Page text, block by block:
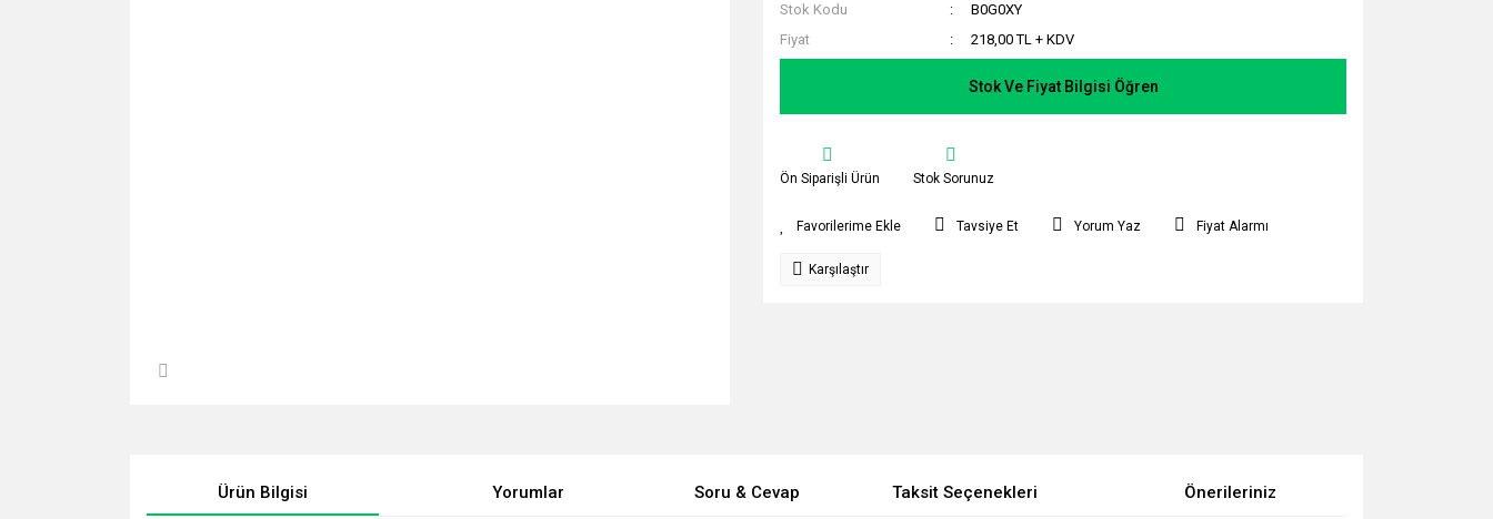
Stok Kodu
B0G0XY
Fiyat
218,00 TL + KDV
Stok Ve Fiyat Bilgisi Öğren
Ön Siparişli Ürün Stok Sorunuz
Tavsiye Et Yorum Yaz Fiyat Alarmı
Karşılaştır
Ürün Bilgisi Yorumlar Soru & Cevap Taksit Seçenekleri Önerileriniz